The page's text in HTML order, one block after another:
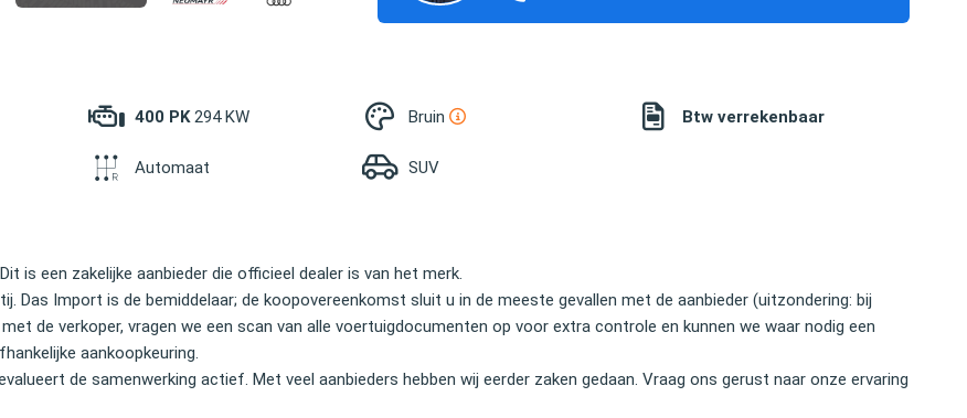
400 PK294 KW Bruin Btw verrekenbaar
Automaat SUV
is een zakelijke aanbieder die officieel dealer is van het merk.
Das Import is de bemiddelaar; de koopovereenkomst sluit u in de meeste gevallen met de aanbieder (uitzondering: bij
de verkoper, vragen we een scan van alle voertuigdocumenten op voor extra controle en kunnen we waar nodig een
aankoopkeuring.
de samenwerking actief. Met veel aanbieders hebben wij eerder zaken gedaan. Vraag ons gerust naar onze ervaring